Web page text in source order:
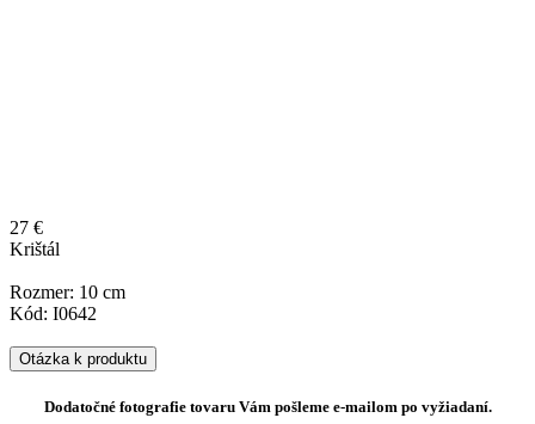
27 €
Krištál
Rozmer: 10 cm
Kód: I0642
Otázka k produktu
Dodatočné fotografie tovaru Vám pošleme e-mailom po vyžiadaní.